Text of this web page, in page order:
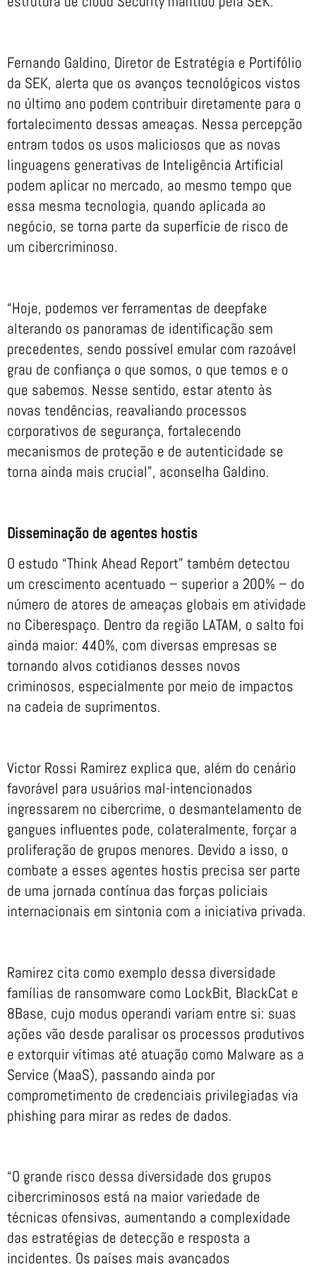
Fernando Galdino, Diretor de Estratégia e Portifólio
da SEK, alerta que os avanços tecnológicos vistos
no último ano podem contribuir diretamente para o
fortalecimento dessas ameaças. Nessa percepção
entram todos os usos maliciosos que as novas
linguagens generativas de Inteligência Artificial
podem aplicar no mercado, ao mesmo tempo que
essa mesma tecnologia, quando aplicada ao
negócio, se torna parte da superfície de risco de
um cibercriminoso.
“Hoje, podemos ver ferramentas de deepfake
alterando os panoramas de identificação sem
precedentes, sendo possível emular com razoável
grau de confiança o que somos, o que temos e o
que sabemos. Nesse sentido, estar atento às
novas tendências, reavaliando processos
corporativos de segurança, fortalecendo
mecanismos de proteção e de autenticidade se
torna ainda mais crucial”, aconselha Galdino.
Disseminação de agentes hostis
O estudo “Think Ahead Report” também detectou
um crescimento acentuado – superior a 200% – do
número de atores de ameaças globais em atividade
no Ciberespaço. Dentro da região LATAM, o salto foi
ainda maior: 440%, com diversas empresas se
tornando alvos cotidianos desses novos
criminosos, especialmente por meio de impactos
na cadeia de suprimentos.
Victor Rossi Ramirez explica que, além do cenário
favorável para usuários mal-intencionados
ingressarem no cibercrime, o desmantelamento de
gangues influentes pode, colateralmente, forçar a
proliferação de grupos menores. Devido a isso, o
combate a esses agentes hostis precisa ser parte
de uma jornada contínua das forças policiais
internacionais em sintonia com a iniciativa privada.
Ramirez cita como exemplo dessa diversidade
famílias de ransomware como LockBit, BlackCat e
8Base, cujo modus operandi variam entre si: suas
ações vão desde paralisar os processos produtivos
e extorquir vítimas até atuação como Malware as a
Service (MaaS), passando ainda por
comprometimento de credenciais privilegiadas via
phishing para mirar as redes de dados.
“O grande risco dessa diversidade dos grupos
cibercriminosos está na maior variedade de
técnicas ofensivas, aumentando a complexidade
das estratégias de detecção e resposta a
incidentes. Os países mais avançados